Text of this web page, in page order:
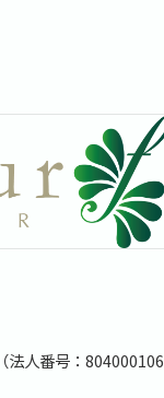
（法人番号：